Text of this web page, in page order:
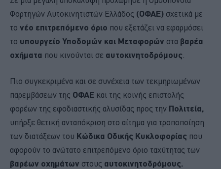
Φορτηγών Αυτοκινητιστών Ελλάδος (ΟΦΑΕ) σχετικά με
το νέο επιτρεπόμενο όριο που εξετάζει να εφαρμόσει
το υπουργείο Υποδομών και Μεταφορών στα βαρέα
οχήματα που κινούνται σε αυτοκινητοδρόμους
Πιο συγκεκριμένα και σε συνέχεια των τεκμηριωμένων
παρεμβάσεων της ΟΦΑΕ και της κοινής επιστολής
φορέων της εφοδιαστικής αλυσίδας προς την Πολιτεία,
υπήρξε θετική ανταπόκριση στο αίτημα για τροποποίηση
των διατάξεων του Κώδικα Οδικής Κυκλοφορίας που
αφορούν το ανώτατο επιτρεπόμενο όριο ταχύτητας των
βαρέων οχημάτων στους αυτοκινητοδρόμους.